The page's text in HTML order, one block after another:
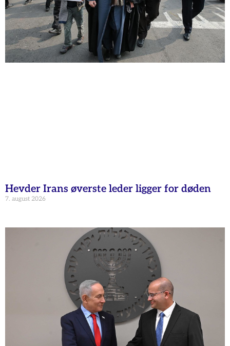
Hevder Irans øverste leder ligger for døden
7. august 2026